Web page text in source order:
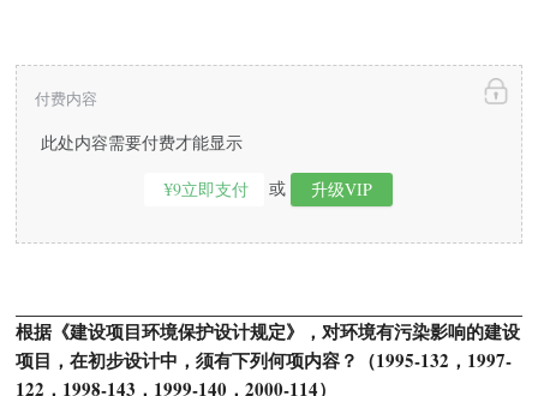
此处内容需要付费才能显示
¥9立即支付 或 升级VIP
付费内容
根据《建设项目环境保护设计规定》，对环境有污染影响的建设
项目，在初步设计中，须有下列何项内容？（1995-132，1997-
122，1998-143，1999-140，2000-114）